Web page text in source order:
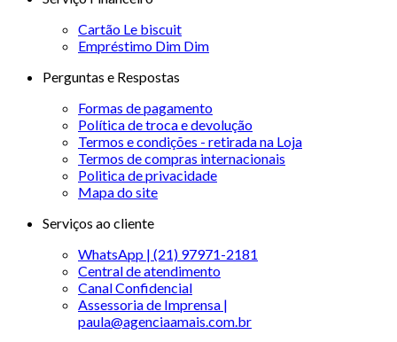
Cartão Le biscuit
Empréstimo Dim Dim
Perguntas e Respostas
Formas de pagamento
Política de troca e devolução
Termos e condições - retirada na Loja
Termos de compras internacionais
Politica de privacidade
Mapa do site
Serviços ao cliente
WhatsApp | (21) 97971-2181
Central de atendimento
Canal Confidencial
Assessoria de Imprensa |
paula@agenciaamais.com.br